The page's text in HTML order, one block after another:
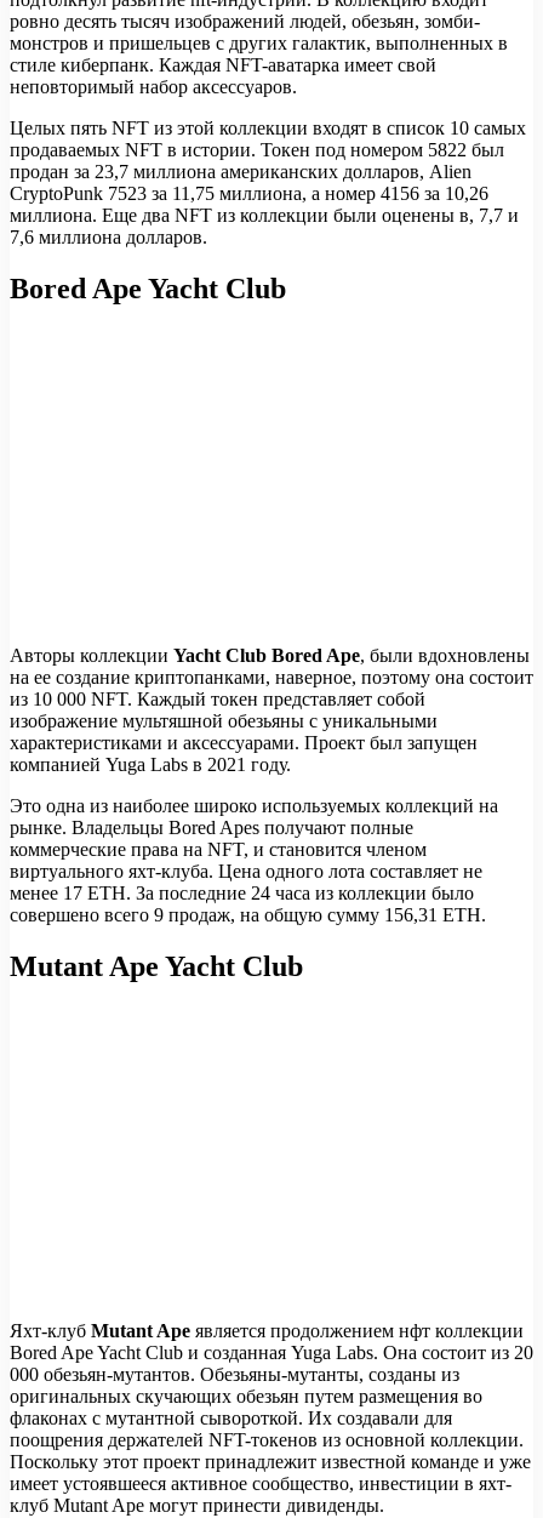
ровно десять тысяч изображений людей, обезьян, зомби-
монстров и пришельцев с других галактик, выполненных в
стиле киберпанк. Каждая NFT-аватарка имеет свой
неповторимый набор аксессуаров.
Целых пять NFT из этой коллекции входят в список 10 самых
продаваемых NFT в истории. Токен под номером 5822 был
продан за 23,7 миллиона американских долларов, Alien
CryptoPunk 7523 за 11,75 миллиона, а номер 4156 за 10,26
миллиона. Еще два NFT из коллекции были оценены в, 7,7 и
7,6 миллиона долларов.
Bored Ape Yacht Club
Авторы коллекции Yacht Club Bored Ape, были вдохновлены
на ее создание криптопанками, наверное, поэтому она состоит
из 10 000 NFT. Каждый токен представляет собой
изображение мультяшной обезьяны с уникальными
характеристиками и аксессуарами. Проект был запущен
компанией Yuga Labs в 2021 году.
Это одна из наиболее широко используемых коллекций на
рынке. Владельцы Bored Apes получают полные
коммерческие права на NFT, и становится членом
виртуального яхт-клуба. Цена одного лота составляет не
менее 17 ETH. За последние 24 часа из коллекции было
совершено всего 9 продаж, на общую сумму 156,31 ETH.
Mutant Ape Yacht Club
Яхт-клуб Mutant Ape является продолжением нфт коллекции
Bored Ape Yacht Club и созданная Yuga Labs. Она состоит из 20
000 обезьян-мутантов. Обезьяны-мутанты, созданы из
оригинальных скучающих обезьян путем размещения во
флаконах с мутантной сывороткой. Их создавали для
поощрения держателей NFT-токенов из основной коллекции.
Поскольку этот проект принадлежит известной команде и уже
имеет устоявшееся активное сообщество, инвестиции в яхт-
клуб Mutant Ape могут принести дивиденды.